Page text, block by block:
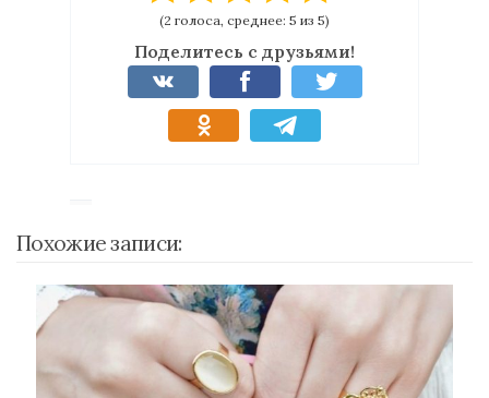
(2 голоса, среднее: 5 из 5)
Поделитесь с друзьями!
Похожие записи: